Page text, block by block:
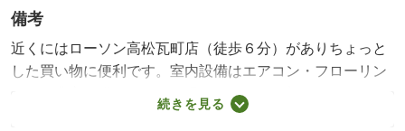
備考
近くにはローソン高松瓦町店（徒歩６分）がありちょっと
した買い物に便利です。室内設備はエアコン・フローリン
グなど豊富に揃っており、過ごしやすいお部屋になってお
ります。高松市エリアや高松琴平電気鉄道琴平線瓦町付近
続きを見る